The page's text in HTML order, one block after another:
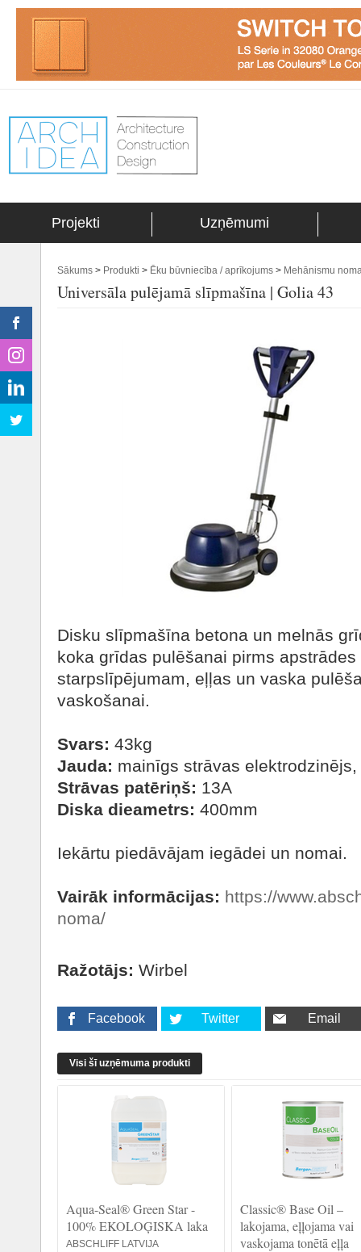
Projekti Uzņēmumi
Sākums > Produkti > Ēku būvniecība / aprīkojums > Mehānismu
Universāla pulējamā slīpmašīna | Golia 43
Disku slīpmašīna betona un melnās
koka grīdas pulēšanai pirms
starpslīpējumam, eļļas un vaska
vaskošanai.
Svars: 43kg
Jauda: mainīgs strāvas elektrodzinējs,
Strāvas patēriņš: 13A
Diska dieametrs: 400mm
Iekārtu piedāvājam iegādei un nomai.
Vairāk informācijas: https://
noma/
Ražotājs: Wirbel
Facebook Twitter Email
Visi šī uzņēmuma produkti
Aqua-Seal® Green Star -
100% EKOLOĢISKA laka
ABSCHLIFF LATVIJA
Classic® Base Oil –
lakojama, eļļojama vai
vaskojama tonētā eļļa